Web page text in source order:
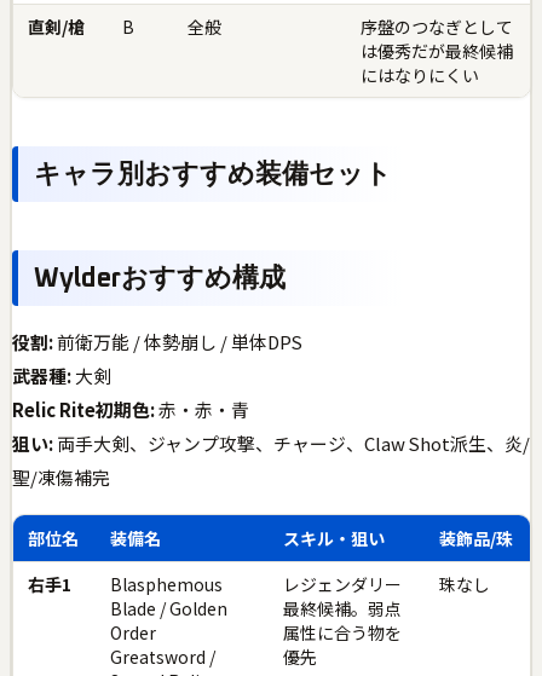
直剣/槍
B 全般
序盤のつなぎとして
は優秀だが最終候補
にはなりにくい
キャラ別おすすめ装備セット
Wylderおすすめ構成
役割:前衛万能 / 体勢崩し / 単体DPS
武器種:大剣
Relic Rite初期色:赤・赤・青
狙い:両手大剣、ジャンプ攻撃、チャージ、Claw Shot派生、炎/
聖/凍傷補完
部位名 装備名 スキル・狙い
装飾品/珠
右手1
Blasphemous
Blade / Golden
Order
Greatsword /
レジェンダリー
最終候補。弱点
属性に合う物を
優先
珠なし